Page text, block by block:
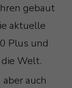
gebaut
aktuelle
Plus und
Welt.
auch